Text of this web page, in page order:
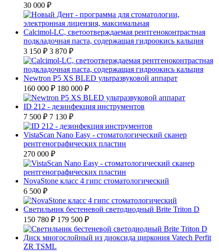
30 000 ₽
Calcimol-LC, светоотверждаемая рентгеноконтрастная
подкладочная паста, содержащая гидроокись кальция
3 150 ₽ 3 870 ₽
Newtron P5 XS BLED ультразвуковой аппарат
160 000 ₽ 180 000 ₽
ID 212 - дезинфекция инструментов
7 500 ₽ 7 130 ₽
VistaScan Nano Easy - стоматологический сканер
рентгенографических пластин
270 000 ₽
NovaStone класс 4 гипс стоматологический
6 500 ₽
Светильник бестеневой светодиодный Brite Triton D
150 780 ₽ 179 500 ₽
Диск многослойный из диоксида циркония Vatech Perfit
ZR TSML